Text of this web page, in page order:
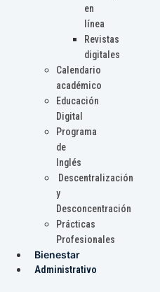
en
línea
Revistas
digitales
Calendario
académico
Educación
Digital
Programa
de
Inglés
Descentralización
y
Desconcentración
Prácticas
Profesionales
Bienestar
Administrativo